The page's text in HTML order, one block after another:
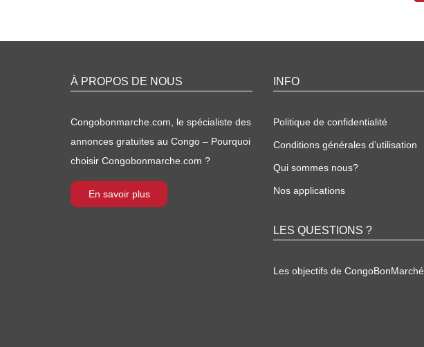
À PROPOS DE NOUS
Congobonmarche.com, le spécialiste des
annonces gratuites au Congo – Pourquoi
choisir Congobonmarche.com ?
En savoir plus
INFO
Politique de confidentialité
Conditions générales d’utilisation
Qui sommes nous?
Nos applications
LES QUESTIONS ?
Les objectifs de CongoBonMarché.